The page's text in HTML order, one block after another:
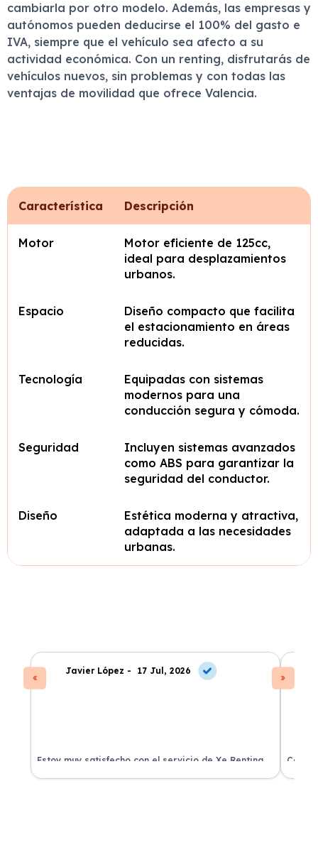
cambiarla por otro modelo. Además, las empresas y
autónomos pueden deducirse el 100% del gasto e
IVA, siempre que el vehículo sea afecto a su
actividad económica. Con un renting, disfrutarás de
vehículos nuevos, sin problemas y con todas las
ventajas de movilidad que ofrece Valencia.
Característica Descripción
Motor
Motor eficiente de 125cc,
ideal para desplazamientos
urbanos.
Espacio
Diseño compacto que facilita
el estacionamiento en áreas
reducidas.
Tecnología
Equipadas con sistemas
modernos para una
conducción segura y cómoda.
Seguridad
Incluyen sistemas avanzados
como ABS para garantizar la
seguridad del conductor.
Diseño
Estética moderna y atractiva,
adaptada a las necesidades
urbanas.
Javier López - 17 Jul, 2026
Estoy muy satisfecho con el servicio de Xe Renting.
La atención fue excelente y el coche llegó en